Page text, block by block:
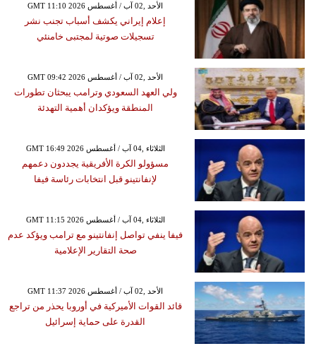
GMT 11:10 2026 الأحد ,02 آب / أغسطس
إعلام إيراني يكشف أسباب تجنب نشر
تسجيلات صوتية لمجتبى خامنئي
GMT 09:42 2026 الأحد ,02 آب / أغسطس
ولي العهد السعودي وترامب يبحثان تطورات
المنطقة ويؤكدان أهمية التهدئة
GMT 16:49 2026 الثلاثاء ,04 آب / أغسطس
مسؤولو الكرة الأفريقية يجددون دعمهم
لإنفانتينو قبل انتخابات رئاسة فيفا
GMT 11:15 2026 الثلاثاء ,04 آب / أغسطس
فيفا ينفي تواصل إنفانتينو مع ترامب ويؤكد عدم
صحة التقارير الإعلامية
GMT 11:37 2026 الأحد ,02 آب / أغسطس
قائد القوات الأميركية في أوروبا يحذر من تراجع
القدرة على حماية إسرائيل